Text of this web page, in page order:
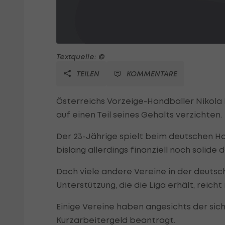
Textquelle: ©
TEILEN
KOMMENTARE
Österreichs Vorzeige-Handballer
auf einen Teil seines Gehalts verzichten.
Der 23-Jährige spielt beim deutschen
bislang allerdings finanziell noch solide
Doch viele andere Vereine in der
Unterstützung, die die Liga erhält, reicht
Einige Vereine haben angesichts der
Kurzarbeitergeld beantragt.